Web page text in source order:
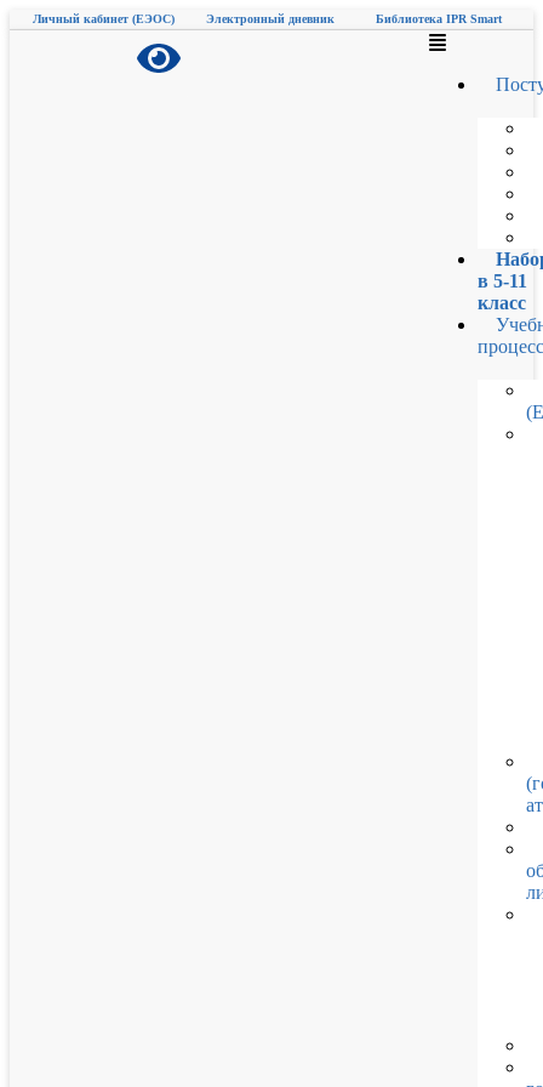
Личный кабинет (ЕЭОС) Электронный дневник Библиотека IPR Smart
в 5-11
класс
процесс